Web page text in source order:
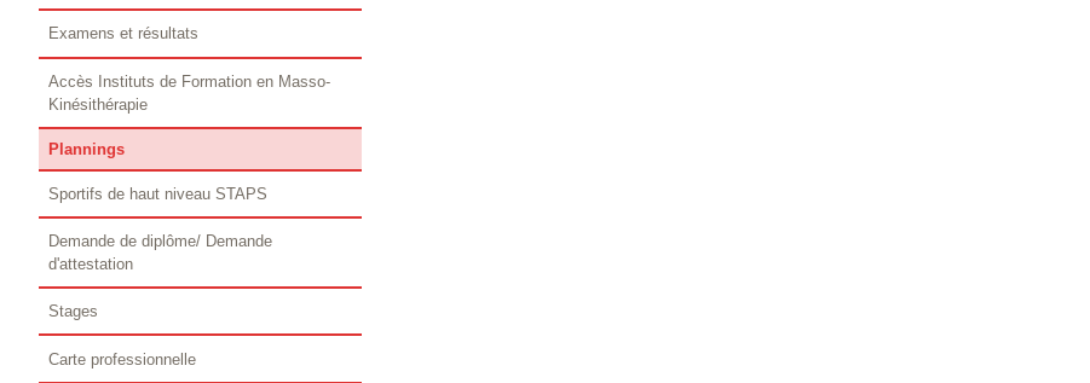
Examens et résultats
Accès Instituts de Formation en Masso-
Kinésithérapie
Plannings
Sportifs de haut niveau STAPS
Demande de diplôme/ Demande
d'attestation
Stages
Carte professionnelle